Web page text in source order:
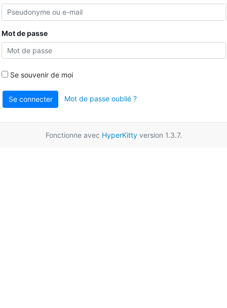
Mot de passe
Se souvenir de moi
Se connecter Mot de passe oublié ?
Fonctionne avec HyperKittyversion 1.3.7.